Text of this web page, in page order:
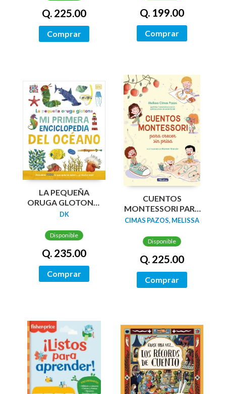
Q. 225.00
Comprar
Q. 199.00
Comprar
LA PEQUEÑA
ORUGA GLOTONA:
MI PRIMERA
OCÉANO
DK
Disponible
Q. 235.00
Comprar
CUENTOS
MONTESSORI PARA
CRECER SIN PRISA
CIMAS PAZOS, MELISSA
Disponible
Q. 225.00
Comprar